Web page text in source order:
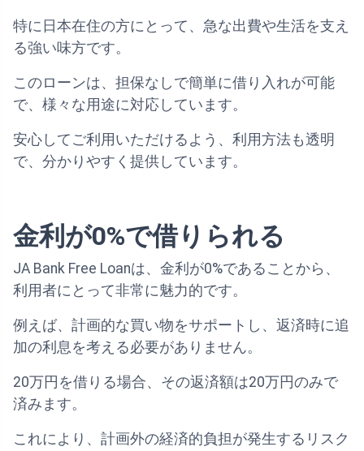
特に日本在住の方にとって、急な出費や生活を支え
る強い味方です。
このローンは、担保なしで簡単に借り入れが可能
で、様々な用途に対応しています。
安心してご利用いただけるよう、利用方法も透明
で、分かりやすく提供しています。
金利が0%で借りられる
JA Bank Free Loanは、金利が0%であることから、
利用者にとって非常に魅力的です。
例えば、計画的な買い物をサポートし、返済時に追
加の利息を考える必要がありません。
20万円を借りる場合、その返済額は20万円のみで
済みます。
これにより、計画外の経済的負担が発生するリスク